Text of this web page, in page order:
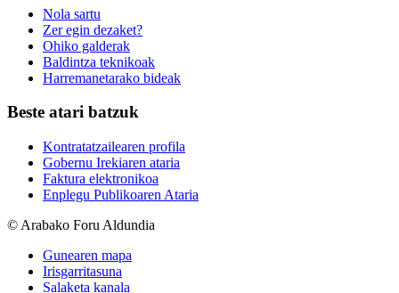
Nola sartu
Zer egin dezaket?
Ohiko galderak
Baldintza teknikoak
Harremanetarako bideak
Beste atari batzuk
Kontratatzailearen profila
Gobernu Irekiaren ataria
Faktura elektronikoa
Enplegu Publikoaren Ataria
© Arabako Foru Aldundia
Gunearen mapa
Irisgarritasuna
Salaketa kanala